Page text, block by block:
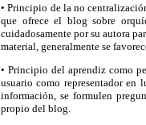
• Principio de la no
que ofrece el blog sobre
cuidadosamente por su autora
material, generalmente se
• Principio del aprendiz como
usuario como representador en
información, se formulen
propio del blog.